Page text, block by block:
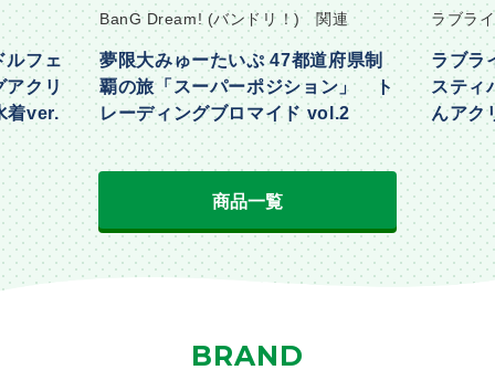
ルフェ
アクリ
着ver.
BanG Dream! (バンドリ！) 関連
夢限大みゅーたいぷ 47都道府県制
覇の旅「スーパーポジション」 ト
レーディングブロマイド vol.2
ラブラ
ラブラ
スティ
んアク
商品一覧
BRAND